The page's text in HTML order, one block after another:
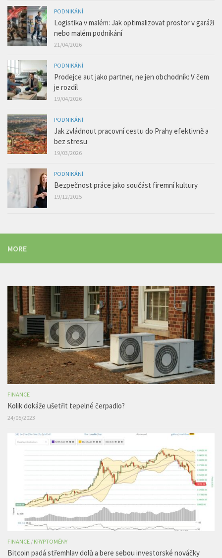
PODNIKÁNÍ
Logistika v malém: Jak optimalizovat prostor v garáži
nebo malém podnikání
21/04/2026
PODNIKÁNÍ
Prodejce aut jako partner, ne jen obchodník: V čem
je rozdíl
19/04/2026
PODNIKÁNÍ
Jak zvládnout pracovní cestu do Prahy efektivně a
bez stresu
19/03/2026
PODNIKÁNÍ
Bezpečnost práce jako součást firemní kultury
19/12/2025
MORE
FINANCE
Kolik dokáže ušetřit tepelné čerpadlo?
24/05/2023
FINANCE / KRYPTOMĚNY
Bitcoin padá střemhlav dolů a bere sebou investorské nováčky